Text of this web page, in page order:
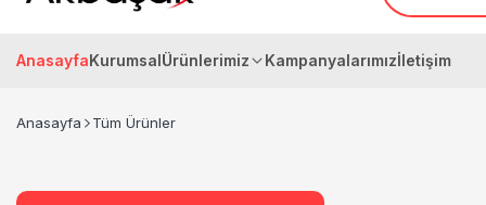
AnasayfaKurumsalÜrünlerimiz Kampanyalarımızİletişim
Anasayfa Tüm Ürünler